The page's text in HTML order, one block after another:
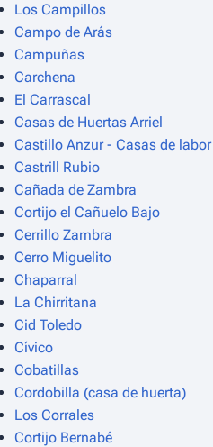
Los Campillos
Campo de Arás
Campuñas
Carchena
El Carrascal
Casas de Huertas Arriel
Castillo Anzur - Casas de labor
Castrill Rubio
Cañada de Zambra
Cortijo el Cañuelo Bajo
Cerrillo Zambra
Cerro Miguelito
Chaparral
La Chirritana
Cid Toledo
Cívico
Cobatillas
Cordobilla (casa de huerta)
Los Corrales
Cortijo Bernabé